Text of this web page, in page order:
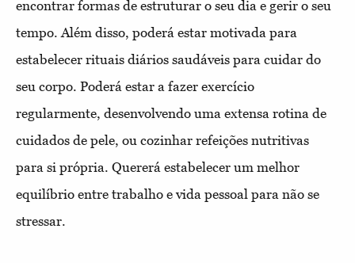
encontrar formas de estruturar o seu dia e gerir o seu
tempo. Além disso, poderá estar motivada para
estabelecer rituais diários saudáveis para cuidar do
seu corpo. Poderá estar a fazer exercício
regularmente, desenvolvendo uma extensa rotina de
cuidados de pele, ou cozinhar refeições nutritivas
para si própria. Quererá estabelecer um melhor
equilíbrio entre trabalho e vida pessoal para não se
stressar.